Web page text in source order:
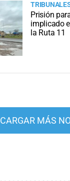
Prisión
implicado
la Ruta 11
CARGAR MÁS